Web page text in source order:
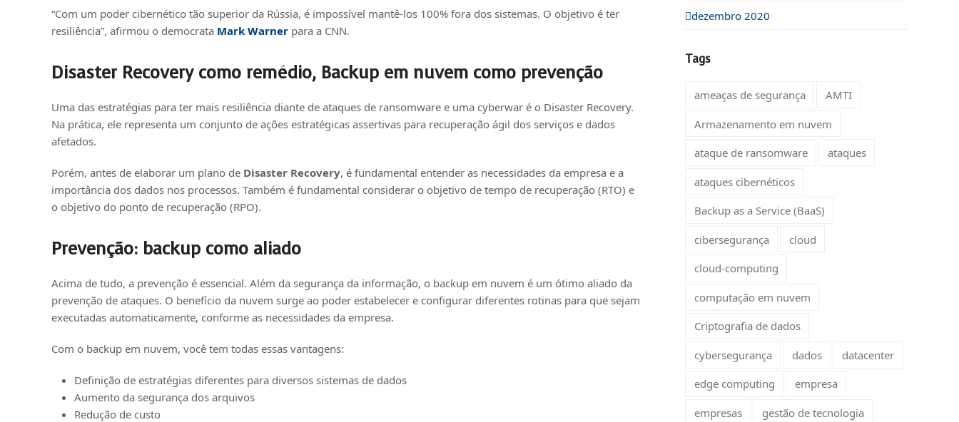
“Com um poder cibernético tão superior da Rússia, é impossível mantê-los 100% fora dos sistemas. O objetivo é ter
resiliência”, afirmou o democrata Mark Warner para a CNN.
Disaster Recovery como remédio, Backup em nuvem como prevenção
Uma das estratégias para ter mais resiliência diante de ataques de ransomware e uma cyberwar é o Disaster Recovery.
Na prática, ele representa um conjunto de ações estratégicas assertivas para recuperação ágil dos serviços e dados
afetados.
Porém, antes de elaborar um plano de Disaster Recovery, é fundamental entender as necessidades da empresa e a
importância dos dados nos processos. Também é fundamental considerar o objetivo de tempo de recuperação (RTO) e
o objetivo do ponto de recuperação (RPO).
Prevenção: backup como aliado
Acima de tudo, a prevenção é essencial. Além da segurança da informação, o backup em nuvem é um ótimo aliado da
prevenção de ataques. O benefício da nuvem surge ao poder estabelecer e configurar diferentes rotinas para que sejam
executadas automaticamente, conforme as necessidades da empresa.
Com o backup em nuvem, você tem todas essas vantagens:
Definição de estratégias diferentes para diversos sistemas de dados
Aumento da segurança dos arquivos
Redução de custo
dezembro 2020
Tags
ameaças de segurança AMTI
Armazenamento em nuvem
ataque de ransomware ataques
ataques cibernéticos
Backup as a Service (BaaS)
cibersegurança cloud
cloud-computing
computação em nuvem
Criptografia de dados
cybersegurança dados datacenter
edge computing empresa
empresas gestão de tecnologia